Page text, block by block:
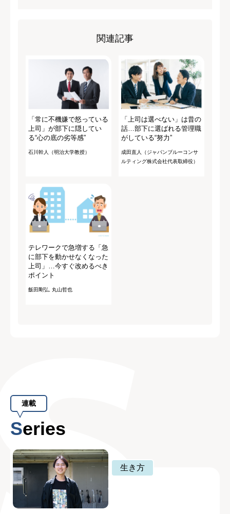
関連記事
「常に不機嫌で怒っている
上司」が部下に隠してい
る“心の底の劣等感”
石川幹人（明治大学教授）
「上司は選べない」は昔の
話…部下に選ばれる管理職
がしている“努力”
成田直人（ジャパンブルーコンサ
ルティング株式会社代表取締役）
テレワークで急増する「急
に部下を動かせなくなった
上司」…今すぐ改めるべき
ポイント
飯田剛弘, 丸山哲也
連載
Series
生き方